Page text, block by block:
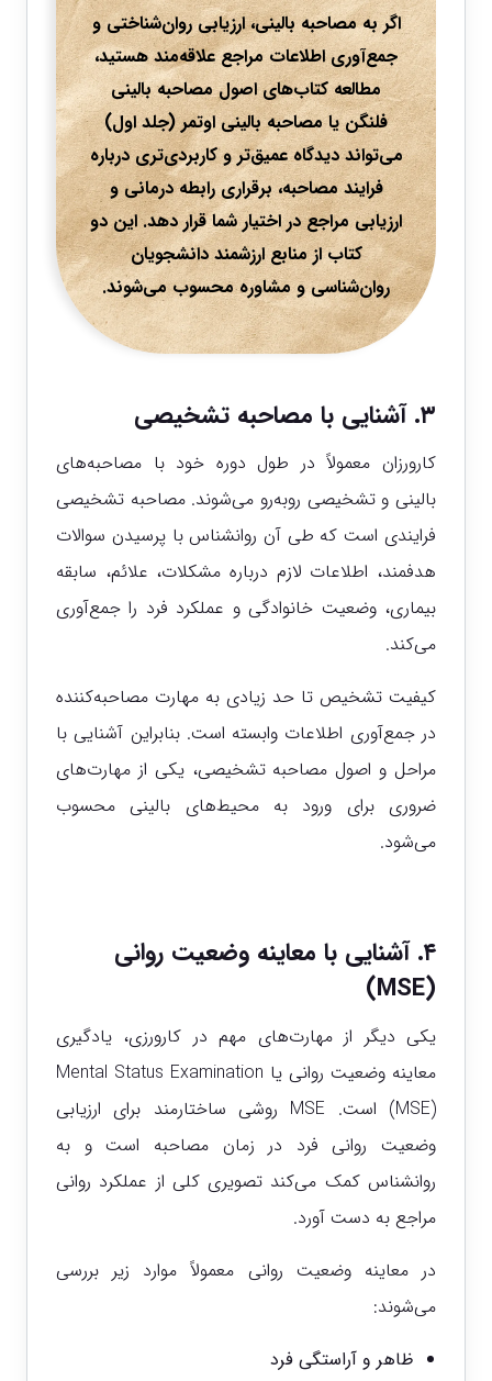
اگر به مصاحبه بالینی، ارزیابی روان‌شناختی و
جمع‌آوری اطلاعات مراجع علاقه‌مند هستید،
مطالعه کتاب‌های اصول مصاحبه بالینی
فلنگن یا مصاحبه بالینی اوتمر (جلد اول)
می‌تواند دیدگاه عمیق‌تر و کاربردی‌تری درباره
فرایند مصاحبه، برقراری رابطه درمانی و
ارزیابی مراجع در اختیار شما قرار دهد. این دو
کتاب از منابع ارزشمند دانشجویان
روان‌شناسی و مشاوره محسوب می‌شوند.
۳. آشنایی با مصاحبه تشخیصی
کارورزان معمولاً در طول دوره خود با مصاحبه‌های
بالینی و تشخیصی روبه‌رو می‌شوند. مصاحبه تشخیصی
فرایندی است که طی آن روانشناس با پرسیدن سوالات
هدفمند، اطلاعات لازم درباره مشکلات، علائم، سابقه
بیماری، وضعیت خانوادگی و عملکرد فرد را جمع‌آوری
می‌کند.
کیفیت تشخیص تا حد زیادی به مهارت مصاحبه‌کننده
در جمع‌آوری اطلاعات وابسته است. بنابراین آشنایی با
مراحل و اصول مصاحبه تشخیصی، یکی از مهارت‌های
ضروری برای ورود به محیط‌های بالینی محسوب
می‌شود.
۴. آشنایی با معاینه وضعیت روانی
(MSE)
یکی دیگر از مهارت‌های مهم در کارورزی، یادگیری
معاینه وضعیت روانی یا Mental Status Examination
(MSE) است. MSE روشی ساختارمند برای ارزیابی
وضعیت روانی فرد در زمان مصاحبه است و به
روانشناس کمک می‌کند تصویری کلی از عملکرد روانی
مراجع به دست آورد.
در معاینه وضعیت روانی معمولاً موارد زیر بررسی
می‌شوند:
ظاهر و آراستگی فرد